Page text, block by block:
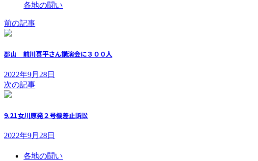
各地の闘い
前の記事
郡山 前川喜平さん講演会に３００人
2022年9月28日
次の記事
9.21女川原発２号機差止訴訟
2022年9月28日
各地の闘い